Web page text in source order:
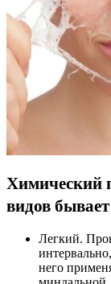
Химический
видов бывает
Легкий.
него